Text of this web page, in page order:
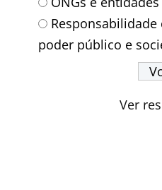
poder público e
Ver